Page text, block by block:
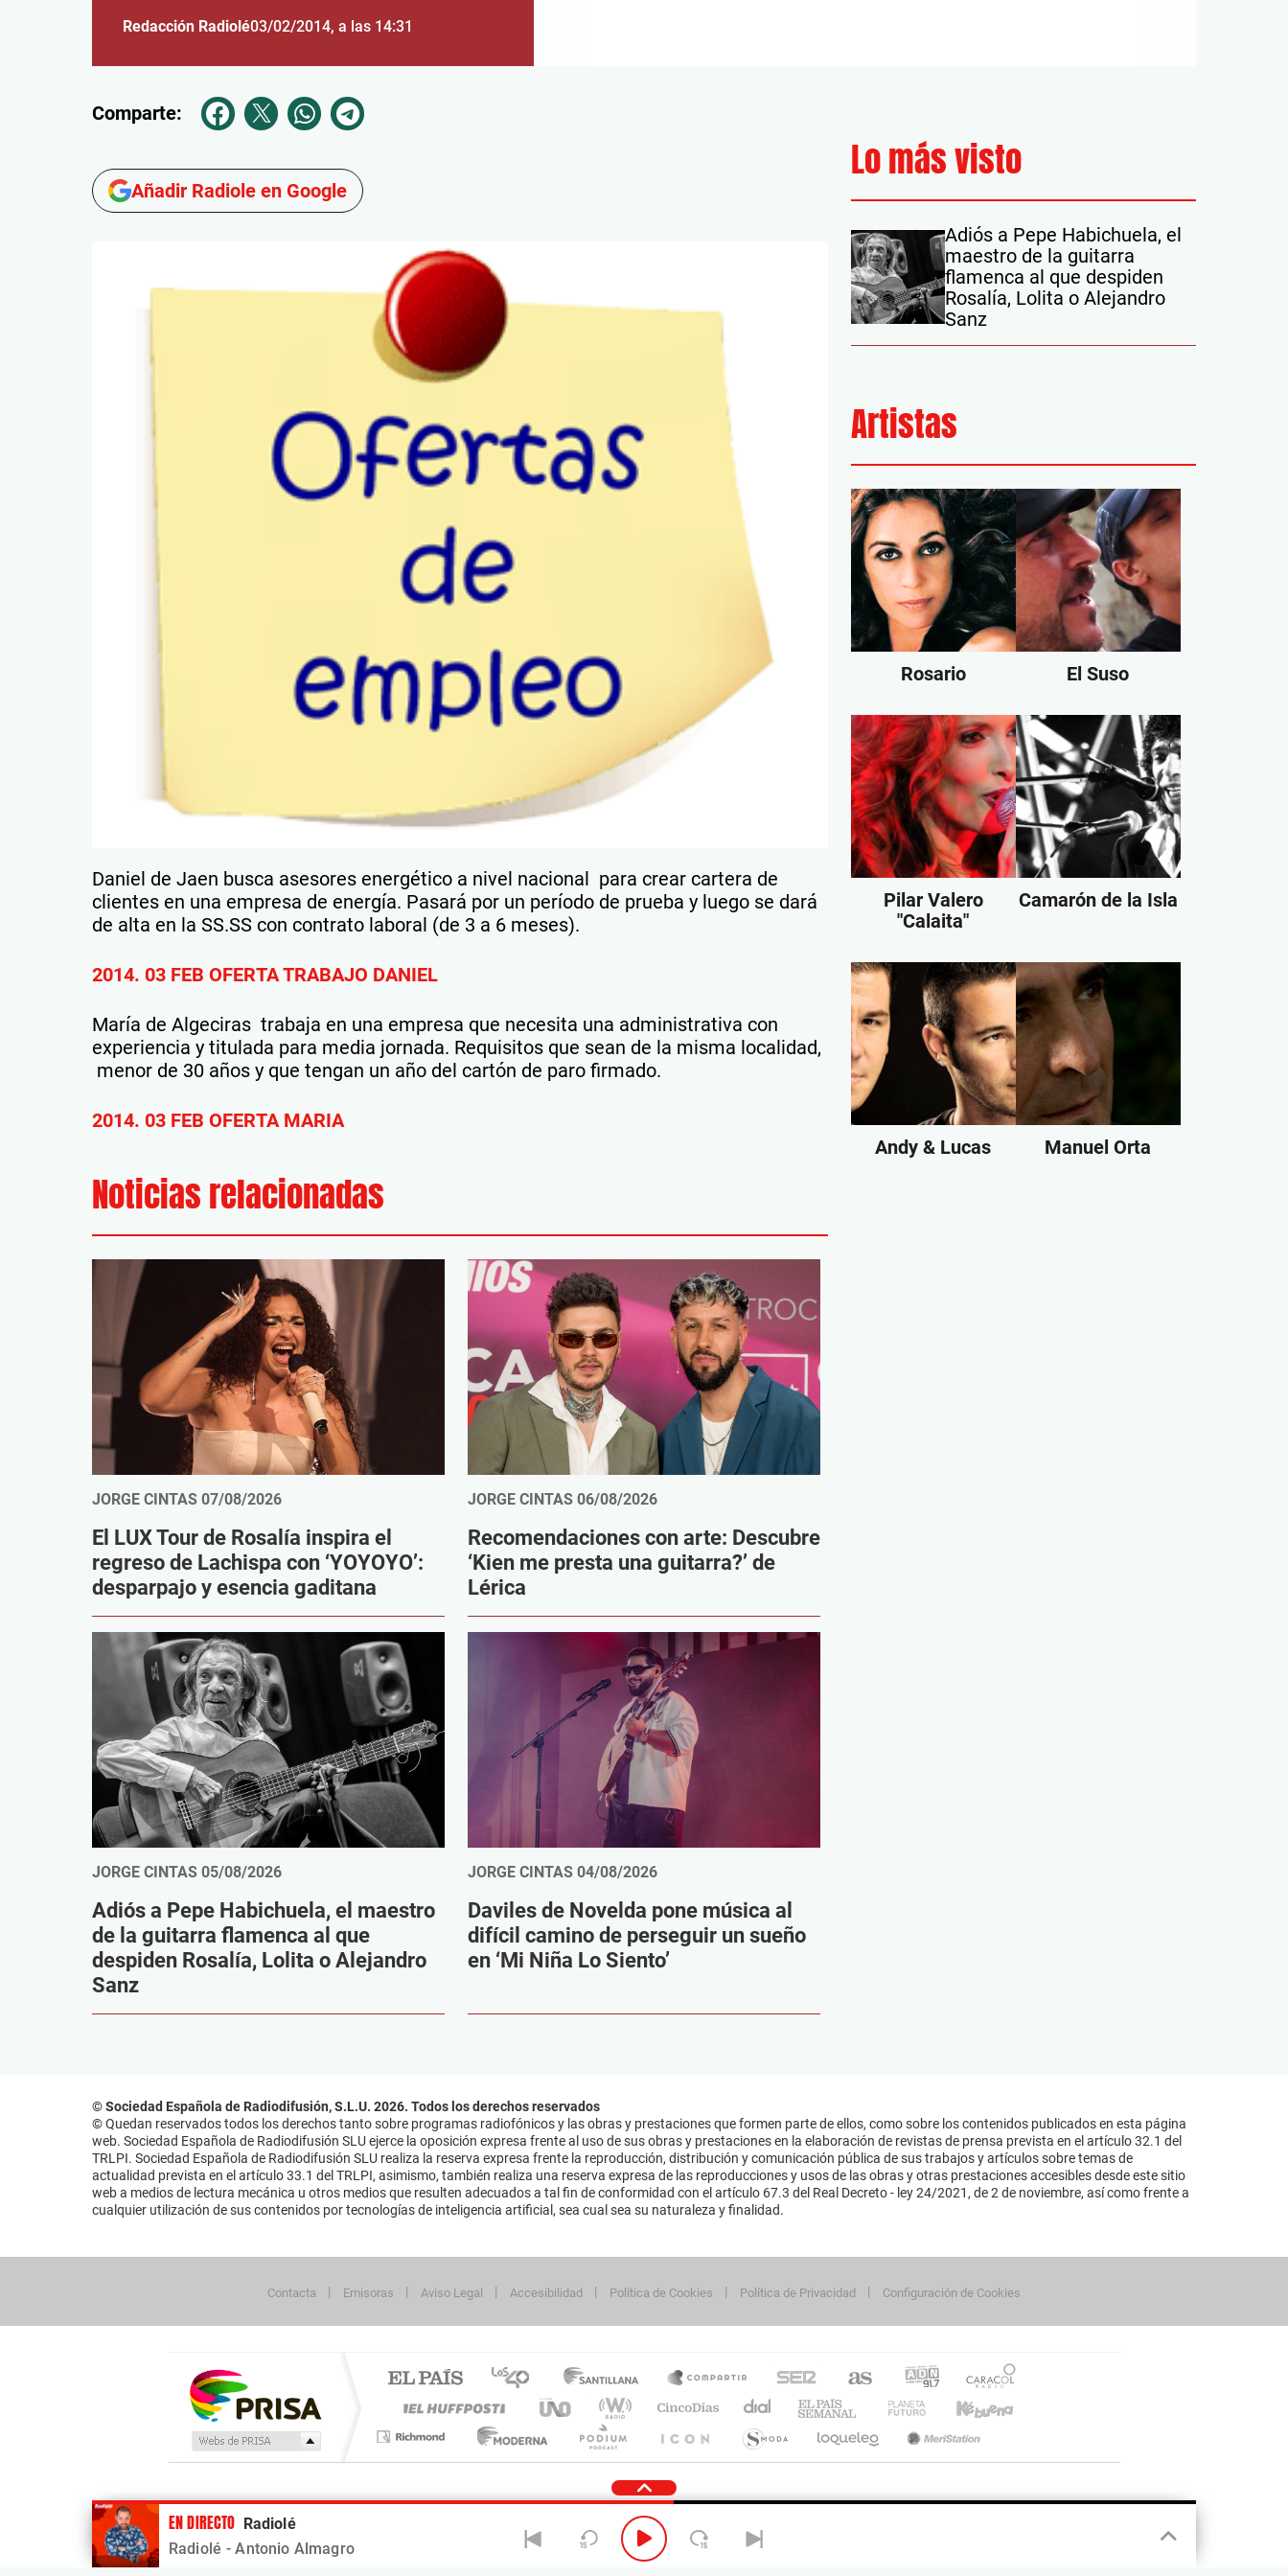
Redacción Radiolé03/02/2014, a las 14:31
Comparte:
Añadir Radiole en Google
Daniel de Jaen busca asesores energético a nivel nacional para crear cartera de
clientes en una empresa de energía. Pasará por un período de prueba y luego se dará
de alta en la SS.SS con contrato laboral (de 3 a 6 meses).
2014. 03 FEB OFERTA TRABAJO DANIEL
María de Algeciras trabaja en una empresa que necesita una administrativa con
experiencia y titulada para media jornada. Requisitos que sean de la misma localidad,
menor de 30 años y que tengan un año del cartón de paro firmado.
2014. 03 FEB OFERTA MARIA
Noticias relacionadas
JORGE CINTAS 07/08/2026
El LUX Tour de Rosalía inspira el
regreso de Lachispa con ‘YOYOYO’:
desparpajo y esencia gaditana
JORGE CINTAS 06/08/2026
Recomendaciones con arte: Descubre
‘Kien me presta una guitarra?’ de
Lérica
JORGE CINTAS 05/08/2026
Adiós a Pepe Habichuela, el maestro
de la guitarra flamenca al que
despiden Rosalía, Lolita o Alejandro
Sanz
JORGE CINTAS 04/08/2026
Daviles de Novelda pone música al
difícil camino de perseguir un sueño
en ‘Mi Niña Lo Siento’
Lo más visto
Adiós a Pepe Habichuela, el
maestro de la guitarra
flamenca al que despiden
Rosalía, Lolita o Alejandro
Sanz
Artistas
Rosario El Suso
Pilar Valero
"Calaita"
Camarón de la Isla
Andy & Lucas Manuel Orta
© Sociedad Española de Radiodifusión, S.L.U. 2026. Todos los derechos reservados
© Quedan reservados todos los derechos tanto sobre programas radiofónicos y las obras y prestaciones que formen parte de ellos, como sobre los contenidos publicados en esta página
web. Sociedad Española de Radiodifusión SLU ejerce la oposición expresa frente al uso de sus obras y prestaciones en la elaboración de revistas de prensa prevista en el artículo 32.1 del
TRLPI. Sociedad Española de Radiodifusión SLU realiza la reserva expresa frente la reproducción, distribución y comunicación pública de sus trabajos y artículos sobre temas de
actualidad prevista en el artículo 33.1 del TRLPI, asimismo, también realiza una reserva expresa de las reproducciones y usos de las obras y otras prestaciones accesibles desde este sitio
web a medios de lectura mecánica u otros medios que resulten adecuados a tal fin de conformidad con el artículo 67.3 del Real Decreto - ley 24/2021, de 2 de noviembre, así como frente a
cualquier utilización de sus contenidos por tecnologías de inteligencia artificial, sea cual sea su naturaleza y finalidad.
Contacta Emisoras Aviso Legal Accesibilidad Política de Cookies Política de Privacidad Configuración de Cookies
Publicidad
Tu contenido empezará después de la publicidad
EN DIRECTO Radiolé
Radiolé - Antonio Almagro